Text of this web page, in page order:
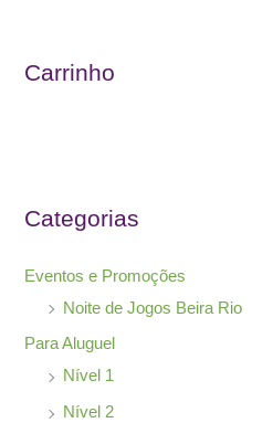
p
r
Carrinho
Categorias
Eventos e Promoções
Noite de Jogos Beira Rio
Para Aluguel
Nível 1
Nível 2